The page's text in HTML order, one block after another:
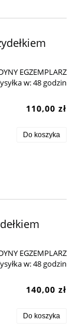
EGZEMPLARZ
w:48 godzin
110,00 zł
Do koszyka
EGZEMPLARZ
w:48 godzin
140,00 zł
Do koszyka